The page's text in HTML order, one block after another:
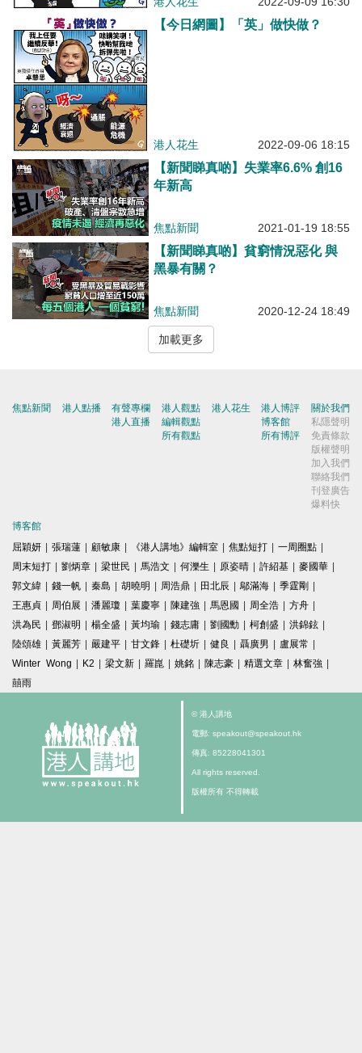
【今日網圖】「英」做快做？
港人花生 2022-09-06 18:15
【新聞睇真啲】失業率6.6% 創16
年新高
焦點新聞 2021-01-19 18:55
【新聞睇真啲】貧窮情況惡化 與
黑暴有關？
焦點新聞 2020-12-24 18:49
加載更多
焦點新聞 港人點播
有聲專欄
港人直播
港人觀點
編輯觀點
所有觀點
港人花生
港人博評
博客館
所有博評
關於我們
私隱聲明
免責條款
版權聲明
加入我們
聯絡我們
刊登廣告
爆料快
博客館
屈穎妍
張瑞蓮 顧敏康 《港人講地》編輯室 焦點短打 一周圈點
周末短打
劉炳章 梁世民 馬浩文 何濼生 原姿晴 許紹基 麥國華
郭文緯
錢一帆 秦島 胡曉明 周浩鼎 田北辰 鄔滿海 季霆剛
王惠貞
周伯展 潘麗瓊 葉慶寧 陳建強 馬恩國 周全浩 方舟
洪為民
鄧淑明 楊全盛 黃均瑜 錢志庸 劉國勳 柯創盛 洪錦鉉
陸頌雄
黃麗芳 嚴建平 甘文鋒 杜礎圻 健良 聶廣男 盧展常
Winter Wong
K2 梁文新 羅崑 姚銘 陳志豪 精選文章 林奮強
囍雨
© 港人講地
電郵: speakout@speakout.hk
傳真: 85228041301
All rights reserved.
版權所有 不得轉載